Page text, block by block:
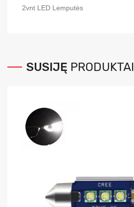
2vnt LED Lemputės
SUSIJĘ PRODUKTAI